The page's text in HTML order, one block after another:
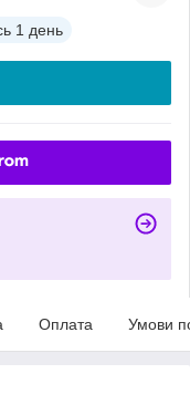
1 день
Оплата Умови